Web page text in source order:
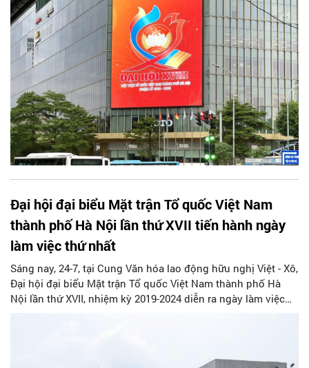
Đại hội đại biểu Mặt trận Tổ quốc Việt Nam
thành phố Hà Nội lần thứ XVII tiến hành ngày
làm việc thứ nhất
Sáng nay, 24-7, tại Cung Văn hóa lao động hữu nghị Việt - Xô,
Đại hội đại biểu Mặt trận Tổ quốc Việt Nam thành phố Hà
Nội lần thứ XVII, nhiệm kỳ 2019-2024 diễn ra ngày làm việc